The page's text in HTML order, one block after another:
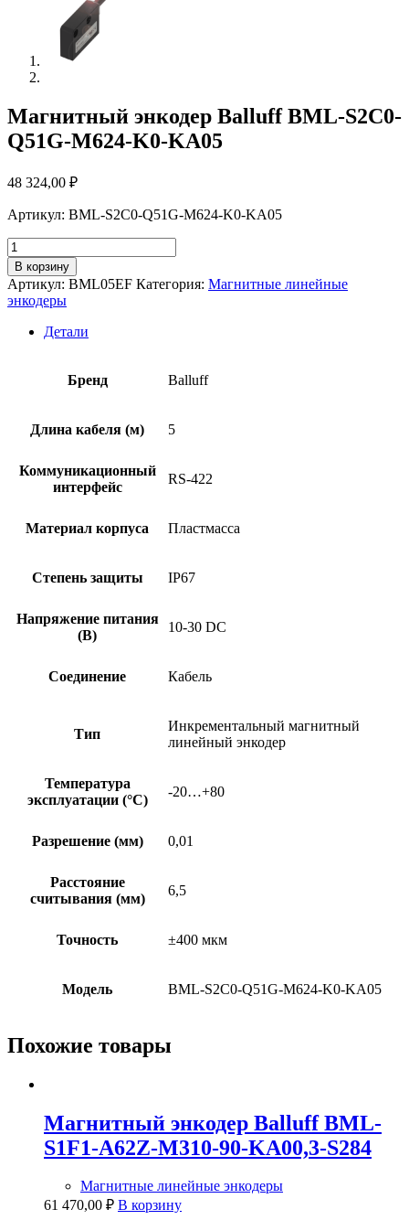
Магнитный энкодер Balluff BML-S2C0-
Q51G-M624-K0-KA05
48 324,00 ₽
Артикул: BML-S2C0-Q51G-M624-K0-KA05
Количество
товара
Магнитный
энкодер
Balluff
BML-
В корзину
Артикул: BML05EF Категория: Магнитные линейные
энкодеры
Детали
Бренд Balluff
Длина кабеля (м) 5
Коммуникационный
интерфейс
RS-422
Материал корпуса Пластмасса
Степень защиты IP67
Напряжение питания
(В)
10-30 DC
Соединение Кабель
Тип
Инкрементальный магнитный
линейный энкодер
Температура
эксплуатации (°C)
-20…+80
Разрешение (мм) 0,01
Расстояние
считывания (мм)
6,5
Точность ±400 мкм
Модель BML-S2C0-Q51G-M624-K0-KA05
Похожие товары
Магнитный энкодер Balluff BML-
S1F1-A62Z-M310-90-KA00,3-S284
Магнитные линейные энкодеры
61 470,00 ₽ В корзину